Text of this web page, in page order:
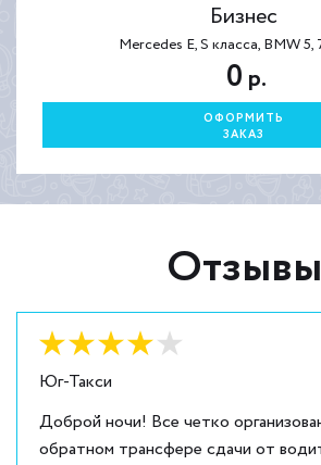
Бизнес
Mercedes E, S класса, BMW 5,
0 р.
ОФОРМИТЬ
ЗАКАЗ
Отзывы
Юг-Такси
Оценка: 4
Доброй ночи! Все четко
обратном трансфере сдачи от